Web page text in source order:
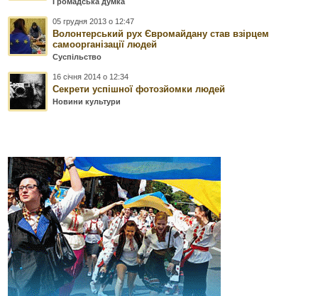
05 грудня 2013 о 12:47
Волонтерський рух Євромайдану став взірцем
самоорганізації людей
Суспільство
16 січня 2014 о 12:34
Секрети успішної фотозйомки людей
Новини культури